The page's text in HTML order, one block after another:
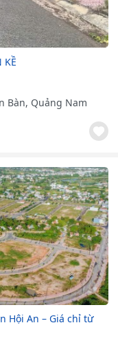
KỀ
Bàn, Quảng Nam
Hội An – Giá chỉ từ